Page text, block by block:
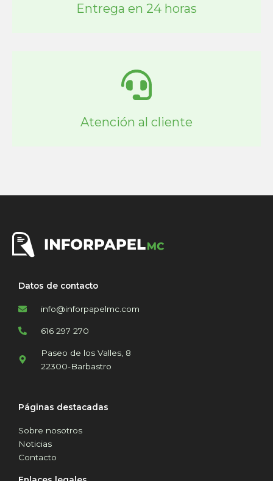
Entrega en 24 horas
Atención al cliente
Datos de contacto
info@inforpapelmc.com
616 297 270
Paseo de los Valles, 8
22300-Barbastro
Páginas destacadas
Sobre nosotros
Noticias
Contacto